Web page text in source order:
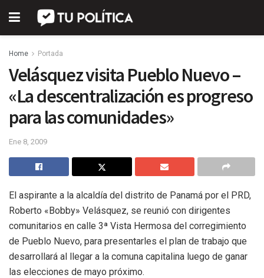
Home Portada
Velásquez visita Pueblo Nuevo –
«La descentralización es progreso
para las comunidades»
Ene 8, 2009
El aspirante a la alcaldía del distrito de Panamá por el PRD,
Roberto «Bobby» Velásquez, se reunió con dirigentes
comunitarios en calle 3ª Vista Hermosa del corregimiento
de Pueblo Nuevo, para presentarles el plan de trabajo que
desarrollará al llegar a la comuna capitalina luego de ganar
las elecciones de mayo próximo.